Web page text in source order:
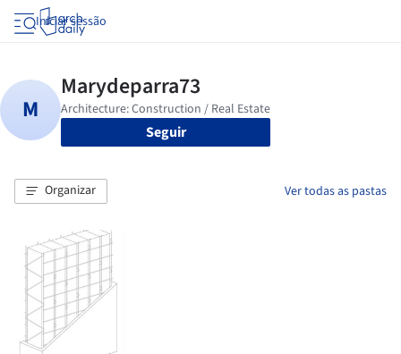
Iniciar sessão
Seguir
Organizar Ver todas as pastas